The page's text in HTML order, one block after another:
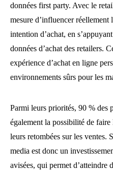
données first party. Avec le
mesure d’influencer réellement
intention d’achat, en
données d’achat des retailers.
expérience d’achat en ligne
environnements sûrs pour les
Parmi leurs priorités, 90 % des
également la possibilité de
leurs retombées sur les ventes.
media est donc un
avisées, qui permet d’atteindre